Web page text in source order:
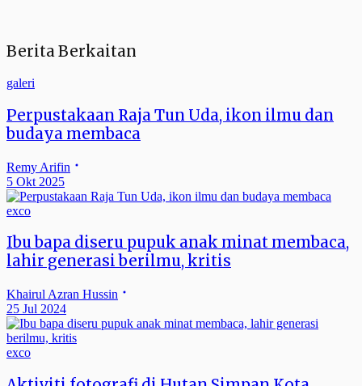
Berita Berkaitan
galeri
Perpustakaan Raja Tun Uda, ikon ilmu dan
budaya membaca
Remy Arifin
5 Okt 2025
exco
Ibu bapa diseru pupuk anak minat membaca,
lahir generasi berilmu, kritis
Khairul Azran Hussin
25 Jul 2024
exco